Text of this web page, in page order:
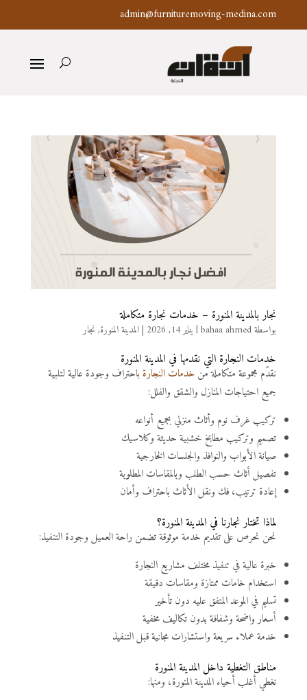
admin@furnituremoving-medina.com
نجار بالمدينة المنورة – خدمات نجارة متكاملة
بواسطةbahaa ahmed
| يناير 14, 2026 |المدينة المنورة, نجار
خدمات النجارة التي نقدمها في المدينة المنورة
نقدّم مجموعة متكاملة من خدمات النجارة باحتراف وجودة عالية لتلبية
جميع احتياجات المنازل والشقق والفلل:
تركيب غرف نوم وأثاث منزلي بجميع أنواعه
تصميم وتركيب مطابخ خشبية حديثة وكلاسيك
صيانة الأبواب والنوافذ والجلسات الخارجية
تفصيل أثاث حسب الطلب وبالمقاسات المطلوبة
إعادة ترتيب، فك ونقل الأثاث باحتراف وأمان
لماذا تختار نجارنا في المدينة المنورة؟
نحن نحرص على تقديم خدمة موثوقة تضمن راحة العميل وجودة التنفيذ:
خبرة عالية في تنفيذ مختلف مشاريع النجارة
استخدام خامات ممتازة ومقاسات دقيقة
تسليم في الموعد المتفق عليه دون تأخير
أسعار واضحة وشفافة بدون تكاليف مخفية
خدمة عملاء سريعة واستشارات مجانية قبل التنفيذ
مناطق التغطية داخل المدينة المنورة
نغطي أغلب أحياء المدينة المنورة، ومنها: